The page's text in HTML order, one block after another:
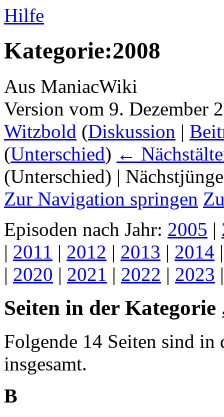
Hilfe
Kategorie:2008
Aus ManiacWiki
Version vom 9. Dezember
Witzbold (Diskussion |
(Unterschied) ←
(Unterschied) |
Zur Navigation springen
Episoden nach Jahr: 2005 |
| 2011 | 2012 | 2013 | 2014
| 2020 | 2021 | 2022 | 2023
Seiten in der Kategorie
Folgende 14 Seiten sind
insgesamt.
B